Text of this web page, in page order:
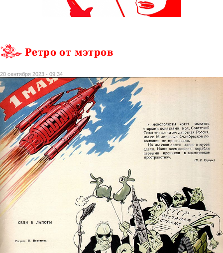
Ретро от мэтров
20 сентября 2023 - 09:34